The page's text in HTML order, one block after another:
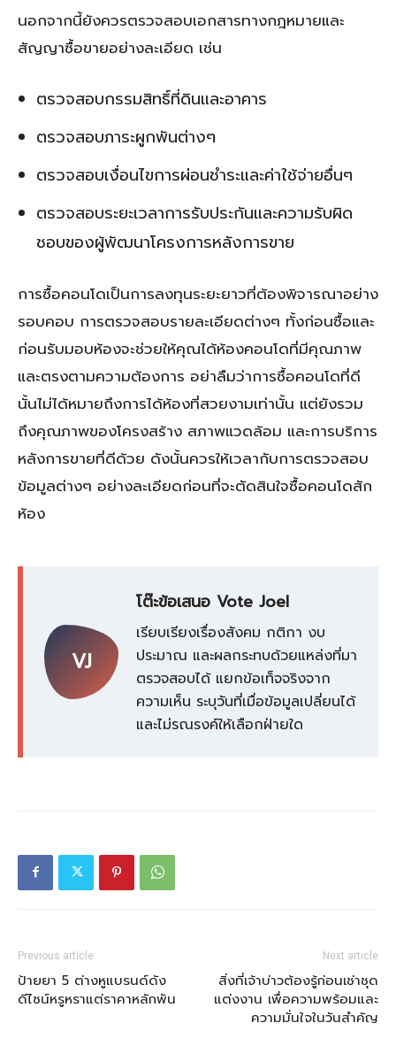
นอกจากนี้ยังควรตรวจสอบเอกสารทางกฎหมายและ
สัญญาซื้อขายอย่างละเอียด เช่น
ตรวจสอบกรรมสิทธิ์ที่ดินและอาคาร
ตรวจสอบภาระผูกพันต่างๆ
ตรวจสอบเงื่อนไขการผ่อนชำระและค่าใช้จ่ายอื่นๆ
ตรวจสอบระยะเวลาการรับประกันและความรับผิด
ชอบของผู้พัฒนาโครงการหลังการขาย
การซื้อคอนโดเป็นการลงทุนระยะยาวที่ต้องพิจารณาอย่าง
รอบคอบ การตรวจสอบรายละเอียดต่างๆ ทั้งก่อนซื้อและ
ก่อนรับมอบห้องจะช่วยให้คุณได้ห้องคอนโดที่มีคุณภาพ
และตรงตามความต้องการ อย่าลืมว่าการซื้อคอนโดที่ดี
นั้นไม่ได้หมายถึงการได้ห้องที่สวยงามเท่านั้น แต่ยังรวม
ถึงคุณภาพของโครงสร้าง สภาพแวดล้อม และการบริการ
หลังการขายที่ดีด้วย ดังนั้นควรให้เวลากับการตรวจสอบ
ข้อมูลต่างๆ อย่างละเอียดก่อนที่จะตัดสินใจซื้อคอนโดสัก
ห้อง
VJ
โต๊ะข้อเสนอ Vote Joel
เรียบเรียงเรื่องสังคม กติกา งบ
ประมาณ และผลกระทบด้วยแหล่งที่มา
ตรวจสอบได้ แยกข้อเท็จจริงจาก
ความเห็น ระบุวันที่เมื่อข้อมูลเปลี่ยนได้
และไม่รณรงค์ให้เลือกฝ่ายใด
Previous article
ป้ายยา 5 ต่างหูแบรนด์ดัง
ดีไซน์หรูหราแต่ราคาหลักพัน
Next article
สิ่งที่เจ้าบ่าวต้องรู้ก่อนเช่าชุด
แต่งงาน เพื่อความพร้อมและ
ความมั่นใจในวันสำคัญ